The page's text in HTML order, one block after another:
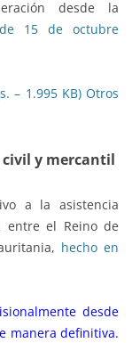
desde la
15 de octubre
– 1.995 KB) Otros
y mercantil
a la asistencia
el Reino de
hecho en
desde
manera definitiva.